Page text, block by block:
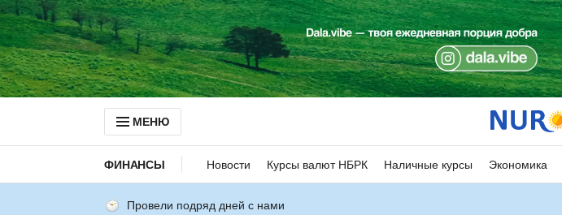
МЕНЮ
ФИНАНСЫ Новости Курсы валют НБРК Наличные курсы Экономика
Провели подряд дней с нами